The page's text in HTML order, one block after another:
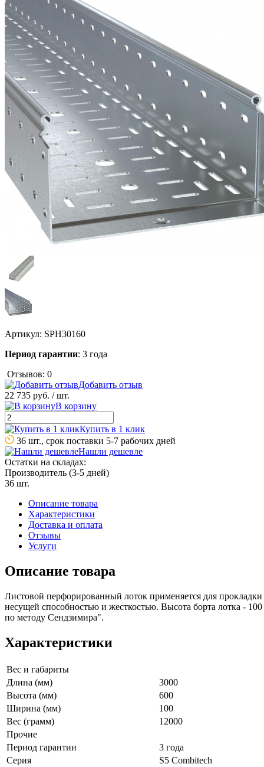
Артикул: SPH30160
Период гарантии: 3 года
Отзывов: 0
Добавить отзыв
22 735 руб. / шт.
В корзину
Купить в 1 клик
36 шт., срок поставки 5-7 рабочих дней
Нашли дешевле
Остатки на складах:
Производитель (3-5 дней)
36 шт.
Описание товара
Характеристики
Доставка и оплата
Отзывы
Услуги
Описание товара
Листовой перфорированный лоток применяется для
несущей способностью и жесткостью. Высота борта лотка -
по методу Сендзимира".
Характеристики
Вес и габариты
Длина (мм)
3000
Высота (мм)
600
Ширина (мм)
100
Вес (грамм)
12000
Прочие
Период гарантии
3 года
Серия
S5 Combitech